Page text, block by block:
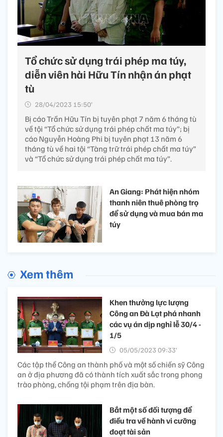
Tổ chức sử dụng trái phép ma túy,
diễn viên hài Hữu Tín nhận án phạt
tù
28/04/2023 15:50’
Bị cáo Trần Hữu Tín bị tuyên phạt 7 năm 6 tháng tù
về tội “Tổ chức sử dụng trái phép chất ma túy”; bị
cáo Nguyễn Hoàng Phi bị tuyên phạt 13 năm 6
tháng tù về hai tội “Tàng trữ trái phép chất ma túy”
và “Tổ chức sử dụng trái phép chất ma túy”.
An Giang: Phát hiện nhóm
thanh niên thuê phòng trọ
để sử dụng và mua bán ma
túy
Xem thêm
Khen thưởng lực lượng
Công an Đà Lạt phá nhanh
các vụ án dịp nghỉ lễ 30/4 -
1/5
05/05/2023 09:33’
Các tập thể Công an thành phố và một số chiến sỹ Công
an ở địa phương đã có thành tích xuất sắc trong phong
trào phòng, chống tội phạm trên địa bàn.
Bắt một số đối tượng để
điều tra về hành vi cưỡng
đoạt tài sản